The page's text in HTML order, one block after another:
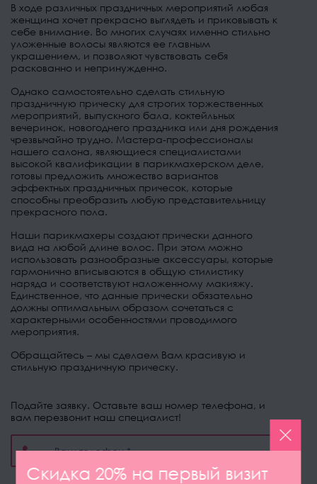
В ходе различных праздничных мероприятий любая
женщина хочет прекрасно выглядеть и приковывать к
себе внимание. Во многих случаях именно стильно
уложенные волосы являются ее главным
украшением, и позволяют чувствовать себя
раскованно и непринужденно.
Однако самостоятельно сделать стильную
праздничную прическу для строгих торжественных
мероприятий, выпускного бала, коктейльных
вечеринок, новогоднего праздника или дня рождения
чрезвычайно трудно. Мастера-профессионалы
нашего салона, являющиеся специалистами
высокой квалификации в парикмахерском деле,
готовы предложить множество вариантов
эффектных праздничных причесок, которые
способны преобразить любую представительницу
прекрасного пола.
Наши парикмахеры создают прически данного
вида на любой длине волос. При этом можно
использовать разнообразные аксессуары, которые
гармонично вписываются в общую стилистику
наряда и соответствуют наложенному макияжу.
Единственное, что данные прически обязательно
должны оптимальным образом сочетаться с
характерными особенностями проводимого
мероприятия.
Обращайтесь – мы сделаем Вам красивую и
стильную праздничную прическу.
Подайте заявку. Оставьте ваш номер телефона, и
вам перезвонит наш специалист!
Скидка 20% на первый визит